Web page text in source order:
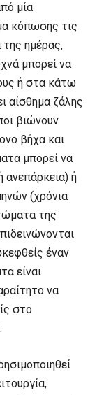
μία
κόπωσης τις
ημέρας,
μπορεί να
ή στα κάτω
αίσθημα ζάλης
βιώνουν
βήχα και
μπορεί να
ανεπάρκεια) ή
(χρόνια
της
έναν
είναι
να
στο